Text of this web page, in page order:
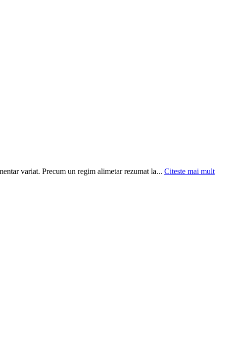
variat. Precum un regim alimetar rezumat la... Citeste mai mult